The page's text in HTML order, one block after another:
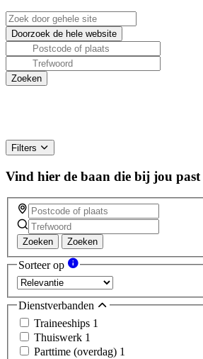
Filters
Vind hier de baan die bij jou past
Zoeken Zoeken
Sorteer op
Dienstverbanden
Traineeships 1
Thuiswerk 1
Parttime (overdag) 1